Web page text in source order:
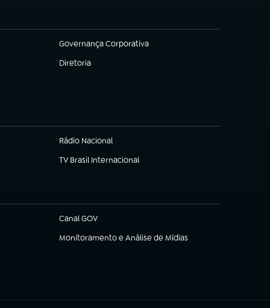
Governança Corporativa
(abre em nova aba)
Diretoria
(abre em nova aba)
Rádio Nacional
TV Brasil Internacional
(abre em nova aba)
Canal GOV
(abre em nova aba)
Monitoramento e Análise de Mídias
(abre em nova aba)